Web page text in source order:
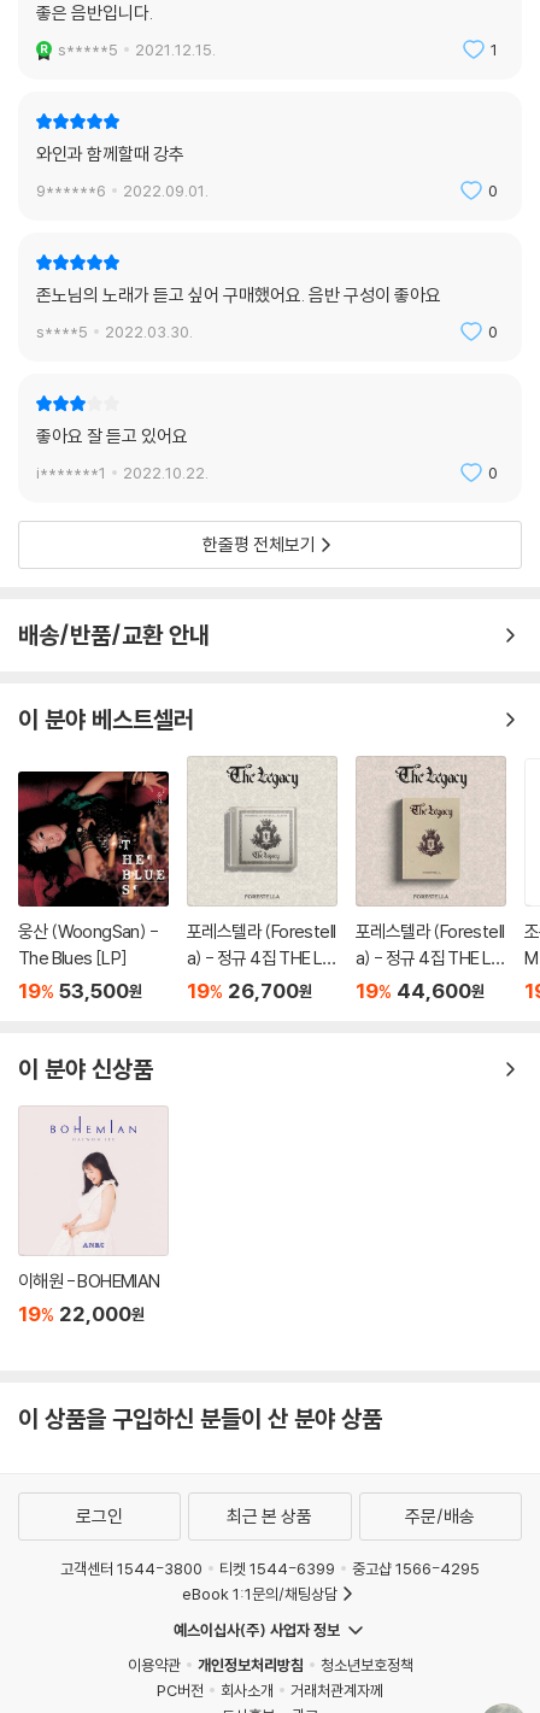
좋은 음반입니다.
s*****5 2021.12.15. 1
와인과 함께할때 강추
9******6 2022.09.01. 0
존노님의 노래가 듣고 싶어 구매했어요. 음반 구성이 좋아요
s****5 2022.03.30. 0
좋아요 잘 듣고 있어요
i*******1 2022.10.22. 0
한줄평 전체보기
배송/반품/교환 안내
이 분야 베스트셀러
웅산 (WoongSan) -
The Blues [LP]
19% 53,500원
포레스텔라 (Forestell
a) - 정규 4집 THE LE
GACY [Jewel Ver.]
19% 26,700원
포레스텔라 (Forestell
a) - 정규 4집 THE LE
GACY [Docent Boo
19% 44,600원
y
이 분야 신상품
이해원 - BOHEMIAN
19% 22,000원
이 상품을 구입하신 분들이 산 분야 상품
로그인 최근 본 상품 주문/배송
고객센터 1544-3800 티켓 1544-6399
중고샵 1566-4295
eBook 1:1문의/채팅상담
예스이십사(주) 사업자 정보
이용약관
개인정보처리방침
청소년보호정책
PC버전
회사소개
거래처관계자께